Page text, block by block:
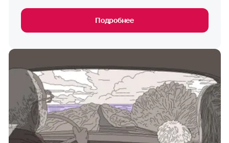
кайтинг
картинг
кудо
маунтинбайк
мотогонки
Подробнее